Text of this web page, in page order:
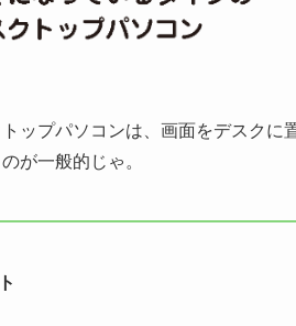
ップパソコンは、画面をデスクに
が一般的じゃ。